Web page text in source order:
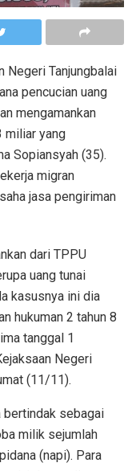
Negeri Tanjungbalai
pencucian uang
mengamankan
miliar yang
Sopiansyah (35).
migran
jasa pengiriman
dari TPPU
uang tunai
kasusnya ini dia
hukuman 2 tahun 8
tanggal 1
Negeri
(11/11).
bertindak sebagai
milik sejumlah
(napi). Para